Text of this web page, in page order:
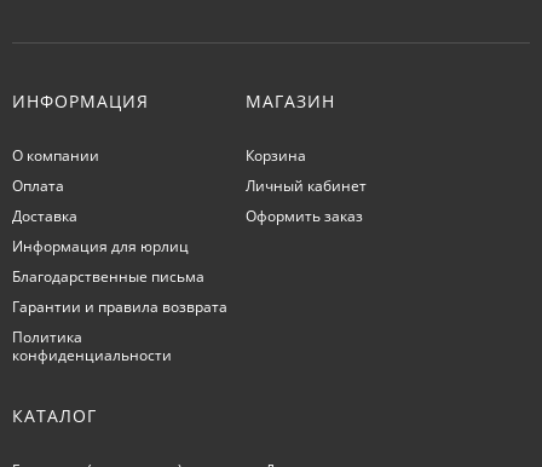
ИНФОРМАЦИЯ
О компании
Оплата
Доставка
Информация для юрлиц
Благодарственные письма
Гарантии и правила возврата
Политика
конфиденциальности
МАГАЗИН
Корзина
Личный кабинет
Оформить заказ
КАТАЛОГ